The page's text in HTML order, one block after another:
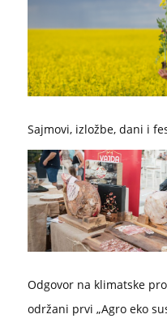
Sajmovi, izložbe, dani i
Odgovor na klimatske
održani prvi „Agro eko